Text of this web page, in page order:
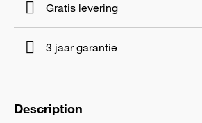
Gratis levering
3 jaar garantie
Description